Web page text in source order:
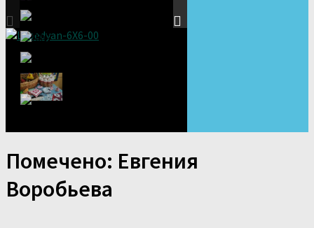
Помечено: Евгения
Воробьева